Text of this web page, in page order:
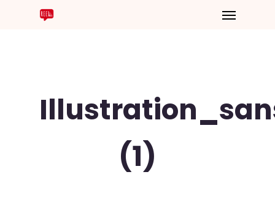
(1)